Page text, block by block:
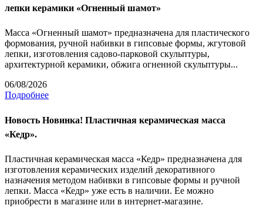
лепки керамики «Огненный шамот»
Масса «Огненный шамот» предназначена для пластического
формования, ручной набивки в гипсовые формы, жгутовой
лепки, изготовления садово-парковой скульптуры,
архитектурной керамики, обжига огненной скульптуры...
06/08/2026
Подробнее
Новость Новинка! Пластичная керамическая масса
«Кедр».
Пластичная керамическая масса «Кедр» предназначена для
изготовления керамических изделий декоративного
назначения методом набивки в гипсовые формы и ручной
лепки. Масса «Кедр» уже есть в наличии. Ее можно
приобрести в магазине или в интернет-магазине.